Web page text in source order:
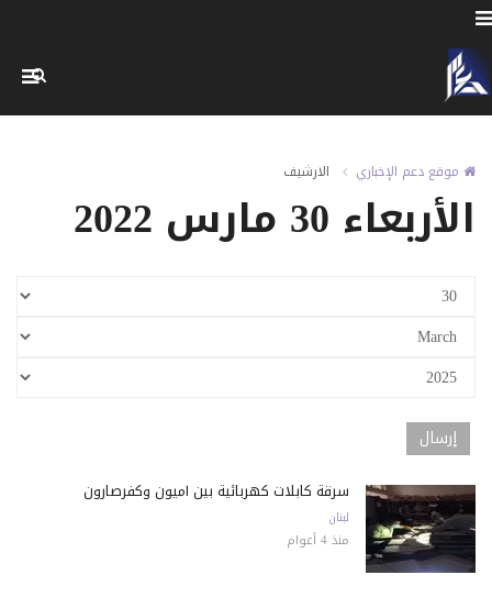
موقع دعم الإخباري الارشيف
الأربعاء 30 مارس 2022
سرقة كابلات كهربائية بين أميون وكفرصارون
لبنان
منذ 4 أعوام